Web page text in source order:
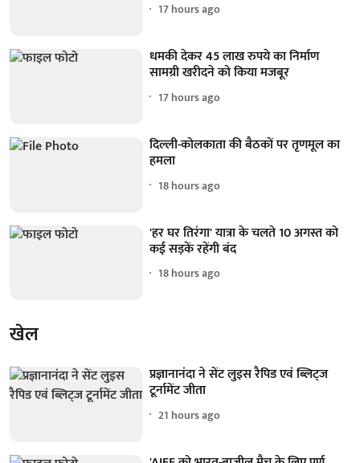
17 hours ago
धमकी देकर 45 लाख रुपये का निर्माण
सामग्री खरीदने को किया मजबूर
17 hours ago
दिल्ली-कोलकाता की बैठकों पर तृणमूल का
हमला
18 hours ago
'हर घर तिरंगा' यात्रा के चलते 10 अगस्त को
कई सड़कें रहेंगी बंद
18 hours ago
खेल
प्रज्ञानानंदा ने सेंट लुइस रैपिड एवं ब्लिट्ज
टूर्नामेंट जीता
21 hours ago